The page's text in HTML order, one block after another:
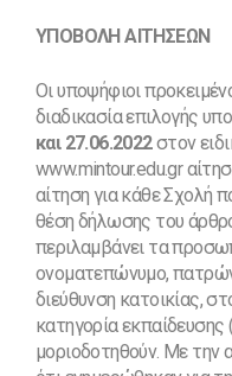
ΥΠΟΒΟΛΗ ΑΙΤΗΣΕΩΝ
Οι υποψήφιοι
διαδικασία επιλογής
και 27.06.2022στον
www.mintour.edu.gr
αίτηση για κάθε Σχολή
θέση δήλωσης του
περιλαμβάνει τα
ονοματεπώνυμο,
διεύθυνση κατοικίας,
κατηγορία
μοριοδοτηθούν. Με την